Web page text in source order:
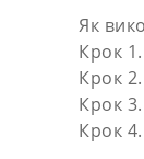
Як
Крок
Крок
Крок
Крок